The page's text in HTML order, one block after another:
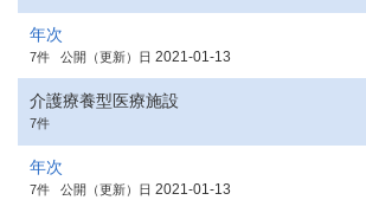
年次
7件 公開（更新）日 2021-01-13
介護療養型医療施設
7件
年次
7件 公開（更新）日 2021-01-13